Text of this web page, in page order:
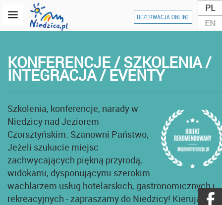
PL
EN
REZERWACJA ONLINE
KONFERENCJE / SZKOLENIA /
INTEGRACJA / EVENTY
Szkolenia, konferencje, narady w
Niedzicy nad Jeziorem
Czorsztyńskim. Szanowni Państwo,
Jeżeli szukacie miejsc
zachwycających piękną przyrodą,
widokami, dysponującymi szerokim
wachlarzem usług hotelarskich, gastronomicznych i
rekreacyjnych - zapraszamy do Niedzicy! Kierując się